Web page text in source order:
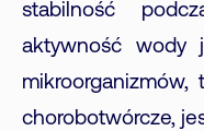
stabilność
aktywność wody
chorobotwórcze,